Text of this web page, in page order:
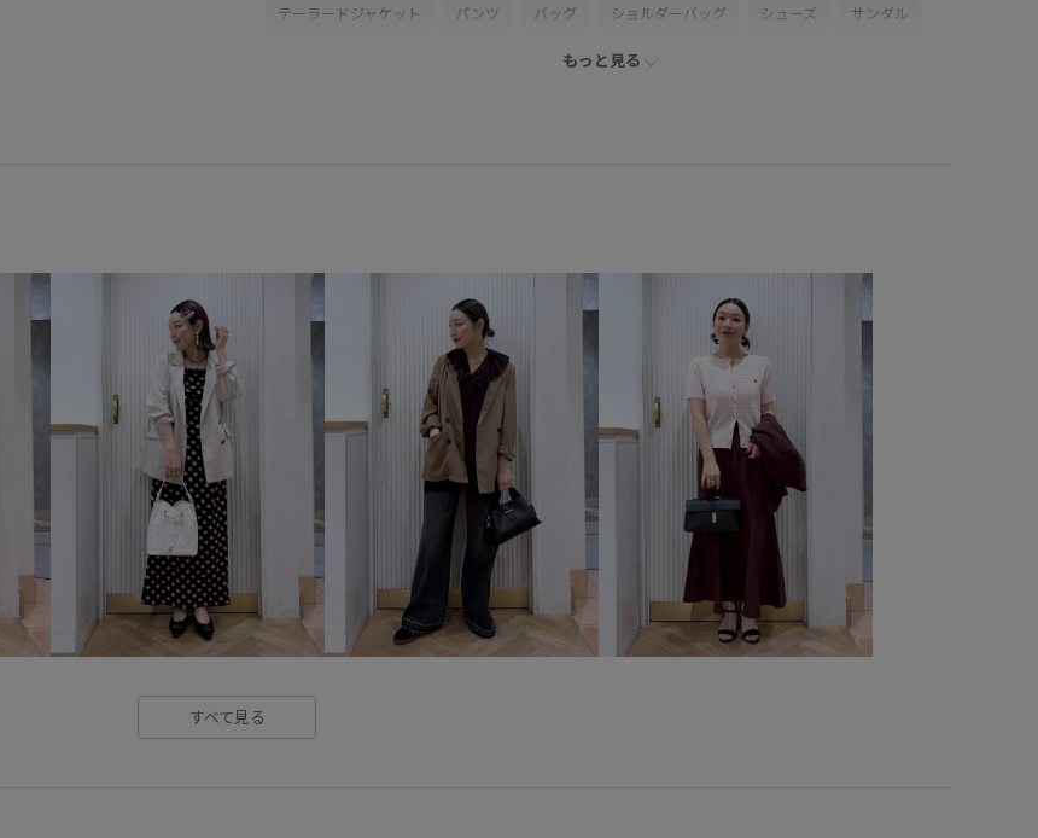
テーラードジャケット パンツ バッグ ショルダーバッグ シューズ サンダル
BVH36110
vis_ceremony vis_dissectionbieasy0614
vis_highreviews VIS_hotbeauty_styling
vis_okazakisae_may vis_pickuppants VIS_smallsize VIS_staffbag
vis_ハートカットバッグ vis_追加 Wbag_pickup Wbottoms_pickup
Wpickup_items お出かけ用
お気に入りアイテム_pickup お気に入り登録急増中 お気に入り登録数上昇中_WOMEN
きちんと感 きれいめ さらりとした ふかふか
みんながチェックしているアイテム_pickup インソール イージーケア オフィス
コラボ
もっと見る
すべて見る